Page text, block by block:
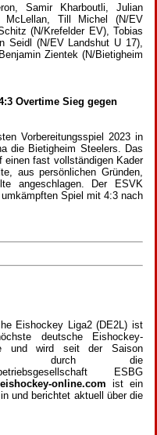
Samir Kharboutli, Julian
McLellan, Till Michel (N/EV
(N/Krefelder EV), Tobias
Seidl (N/EV Landshut U 17),
Zientek (N/Bietigheim
Overtime Sieg gegen
Vorbereitungsspiel 2023 in
die Bietigheim Steelers. Das
einen fast vollständigen Kader
aus persönlichen Gründen,
angeschlagen. Der ESVK
Spiel mit 4:3 nach
Eishockey Liga2 (DE2L) ist
deutsche Eishockey-
und wird seit der Saison
2014 durch die
ESBG
eishockey-online.com ist ein
und berichtet aktuell über die